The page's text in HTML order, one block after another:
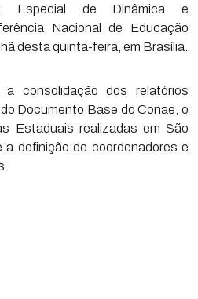
Especial de Dinâmica e
Nacional de Educação
desta quinta-feira, em Brasília.
consolidação dos relatórios
Documento Base do Conae, o
Estaduais realizadas em São
definição de coordenadores e